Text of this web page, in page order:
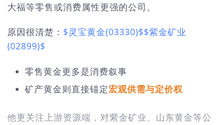
大福等零售或消费属性更强的公司。
原因很清楚： $灵宝黄金(03330)$$紫金矿业
(02899)$
零售黄金更多是消费叙事
矿产黄金则直接锚定宏观供需与定价权
他更关注上游资源端，对紫金矿业、山东黄金等公